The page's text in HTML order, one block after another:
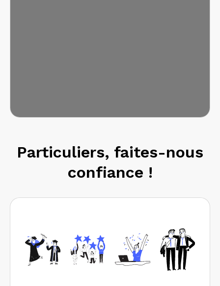
Particuliers, faites-nous
confiance !